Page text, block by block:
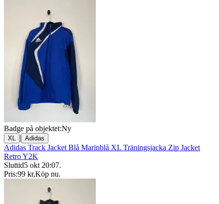
Badge på objektet:Ny
XL | Adidas
Adidas Track Jacket Blå Marinblå XL Träningsjacka Zip Jacket
Retro Y2K
Sluttid5 okt 20:07.
Pris:99 kr,Köp nu.